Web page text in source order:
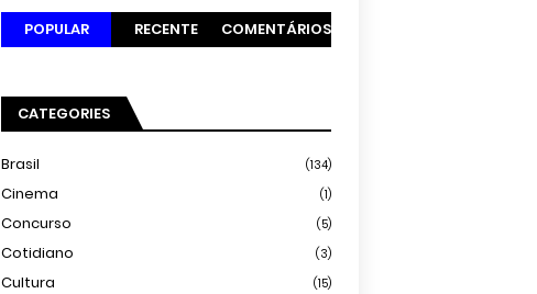
POPULAR RECENTE COMENTÁRIOS
CATEGORIES
Brasil (134)
Cinema (1)
Concurso (5)
Cotidiano (3)
Cultura (15)